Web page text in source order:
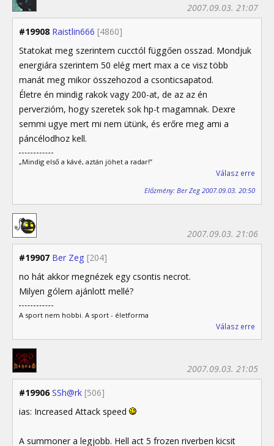
#19908 Raistlin666 [4860]
2007.09.03. 21:07
Statokat meg szerintem cucctól függően osszad. Mondjuk
energiára szerintem 50 elég mert max a ce visz több
manát meg mikor összehozod a csonticsapatod.
Életre én mindig rakok vagy 200-at, de az az én
perverzióm, hogy szeretek sok hp-t magamnak. Dexre
semmi ugye mert mi nem ütünk, és erőre meg ami a
páncélodhoz kell.
„Mindig első a kávé, aztán jöhet a radar!”
Válasz erre
Előzmény: Ber Zeg 2007.09.03. 20:50
#19907 Ber Zeg [204]
2007.09.03. 21:06
no hát akkor megnézek egy csontis necrot.
Milyen gólem ajánlott mellé?
A sport nem hobbi. A sport - életforma
Válasz erre
#19906 SSh@rk [506]
2007.09.03. 21:05
ias: Increased Attack speed
A summoner a legjobb. Hell act 5 frozen riverben kicsit